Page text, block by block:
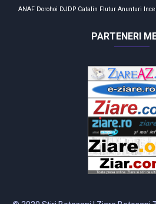
ANAF Dorohoi DJDP Catalin Flutur Anunturi
PARTENERI